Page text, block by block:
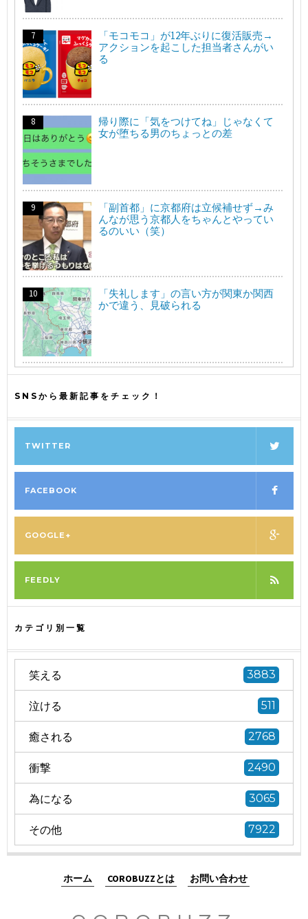
「モコモコ」が12年ぶりに復活販売→
アクションを起こした担当者さんがい
る
帰り際に「気をつけてね」じゃなくて
女が堕ちる男のちょっとの差
「副首都」に京都府は立候補せず→み
んなが思う京都人をちゃんとやってい
るのいい（笑）
「失礼します」の言い方が関東か関西
かで違う、見破られる
SNSから最新記事をチェック！
TWITTER
FACEBOOK
GOOGLE+
FEEDLY
カテゴリ別一覧
笑える 3883
泣ける 511
癒される 2768
衝撃 2490
為になる 3065
その他 7922
ホーム COROBUZZとは お問い合わせ